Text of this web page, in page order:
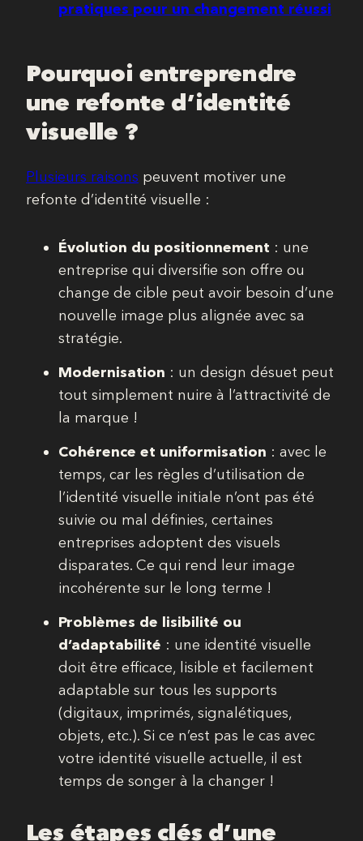
pratiques pour un changement réussi
Pourquoi entreprendre
une refonte d’identité
visuelle ?
Plusieurs raisons peuvent motiver une
refonte d’identité visuelle :
Évolution du positionnement : une
entreprise qui diversifie son offre ou
change de cible peut avoir besoin d’une
nouvelle image plus alignée avec sa
stratégie.
Modernisation : un design désuet peut
tout simplement nuire à l’attractivité de
la marque !
Cohérence et uniformisation : avec le
temps, car les règles d’utilisation de
l’identité visuelle initiale n’ont pas été
suivie ou mal définies, certaines
entreprises adoptent des visuels
disparates. Ce qui rend leur image
incohérente sur le long terme !
Problèmes de lisibilité ou
d’adaptabilité : une identité visuelle
doit être efficace, lisible et facilement
adaptable sur tous les supports
(digitaux, imprimés, signalétiques,
objets, etc.). Si ce n’est pas le cas avec
votre identité visuelle actuelle, il est
temps de songer à la changer !
Les étapes clés d’une